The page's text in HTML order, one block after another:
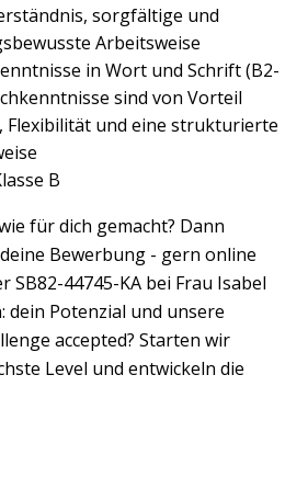
sorgfältige und
Arbeitsweise
in Wort und Schrift (B2-
sind von Vorteil
Flexibilität und eine strukturierte
B
für dich gemacht? Dann
Bewerbung - gern online
SB82-44745-KA bei Frau Isabel
dein Potenzial und unsere
accepted? Starten wir
Level und entwickeln die